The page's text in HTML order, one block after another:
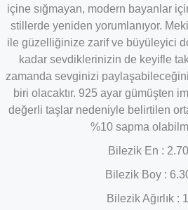
içine sığmayan, modern bayanlar
stillerde yeniden yorumlanıyor. Mekik
ile güzelliğinize zarif ve büyüleyici
kadar sevdiklerinizin de keyifle
zamanda sevginizi
biri olacaktır. 925 ayar gümüşten
değerli taşlar nedeniyle belirtilen
%10 sapma
Bilezik En :
Bilezik Boy :
Bilezik Ağırlık :